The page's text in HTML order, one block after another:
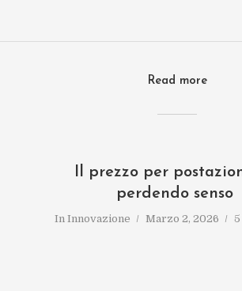
Read more
Il prezzo per
perdendo senso
In Innovazione Marzo 2, 2026